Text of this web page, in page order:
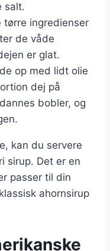
salt.
tørre ingredienser
de våde
er glat.
op med lidt olie
dej på
bobler, og
kan du servere
sirup. Det er en
passer til din
ahornsirup